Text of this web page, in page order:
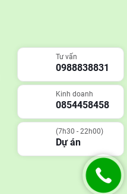
Tư vấn
0988838831
Kinh doanh
0854458458
(7h30 - 22h00)
Dự án